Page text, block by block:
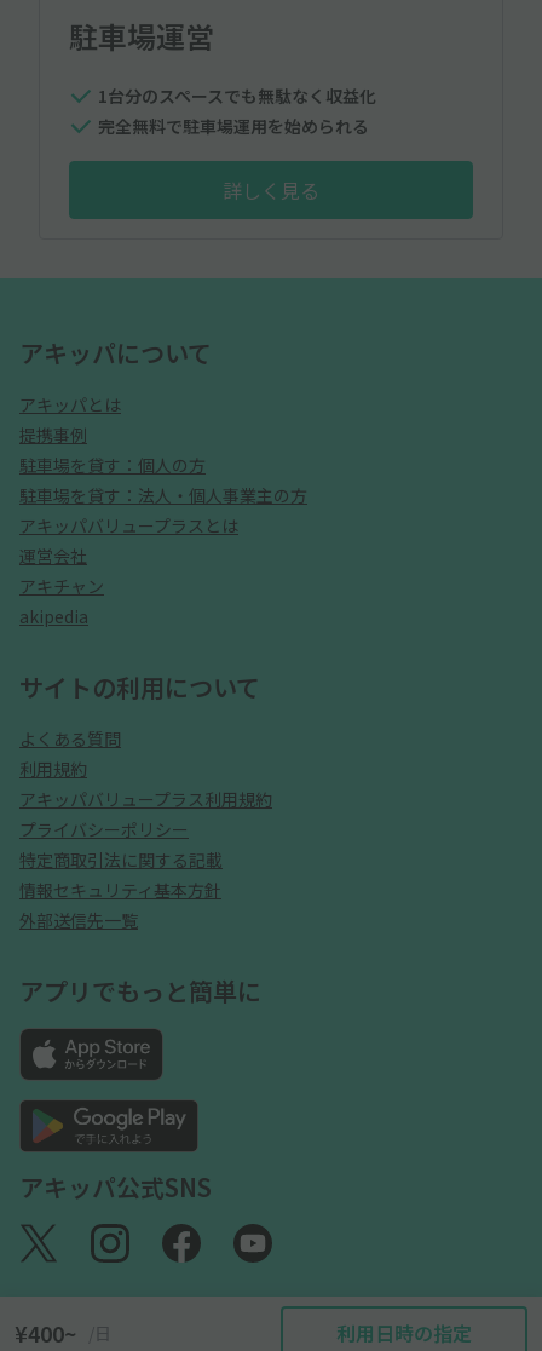
¥400~ /日 利用日時の指定
駐車場運営
1台分のスペースでも無駄なく収益化
完全無料で駐車場運用を始められる
詳しく見る
アキッパについて
アキッパとは
提携事例
駐車場を貸す：個人の方
駐車場を貸す：法人・個人事業主の方
アキッパバリュープラスとは
運営会社
アキチャン
akipedia
サイトの利用について
よくある質問
利用規約
アキッパバリュープラス利用規約
プライバシーポリシー
特定商取引法に関する記載
情報セキュリティ基本方針
外部送信先一覧
アプリでもっと簡単に
アキッパ公式SNS
©akippa Inc. All Rights Reserved.